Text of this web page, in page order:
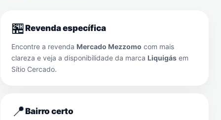
🏪Revenda específica
Encontre a revenda Mercado Mezzomo com mais
clareza e veja a disponibilidade da marca Liquigás em
Sítio Cercado.
📍Bairro certo